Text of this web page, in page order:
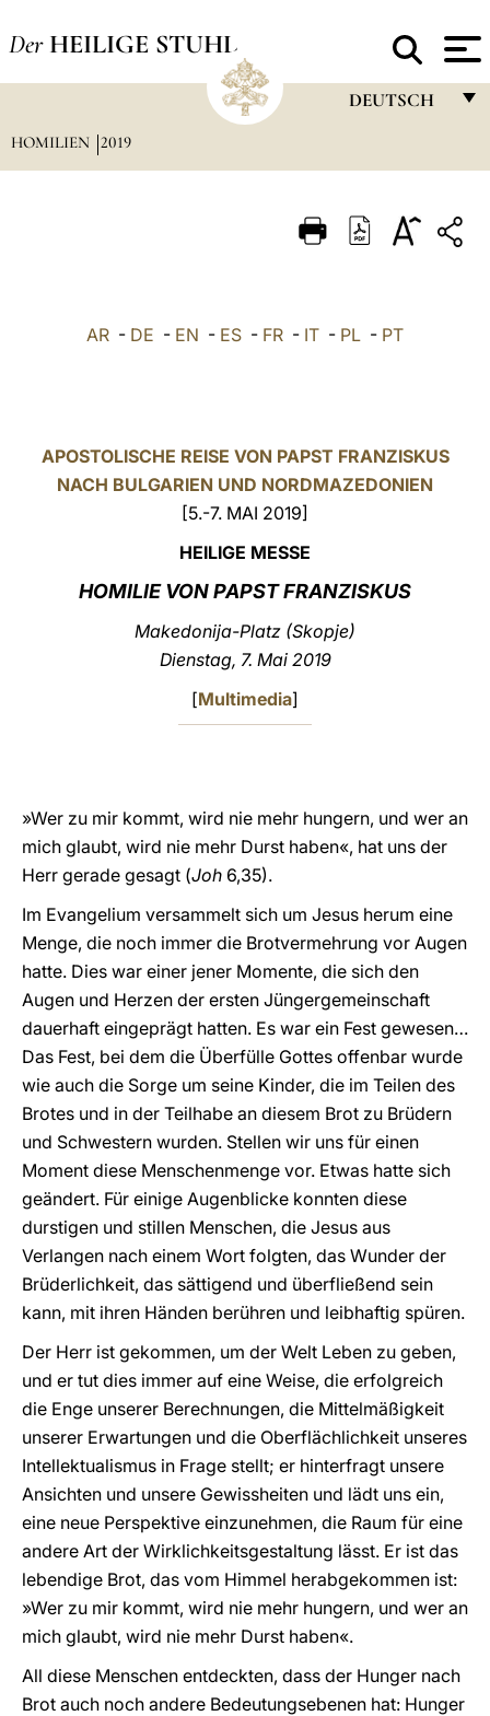
Der HEILIGE STUHL
DEUTSCH
ITALIANO
中文
HOMILIEN 2019
AR - DE - EN - ES - FR - IT - PL - PT
APOSTOLISCHE REISE VON PAPST FRANZISKUS
NACH BULGARIEN UND NORDMAZEDONIEN
[5.-7. MAI 2019]
HEILIGE MESSE
HOMILIE VON PAPST FRANZISKUS
Makedonija-Platz (Skopje)
Dienstag, 7. Mai 2019
[Multimedia]
»Wer zu mir kommt, wird nie mehr hungern, und wer an
mich glaubt, wird nie mehr Durst haben«, hat uns der
Herr gerade gesagt (Joh 6,35).
Im Evangelium versammelt sich um Jesus herum eine
Menge, die noch immer die Brotvermehrung vor Augen
hatte. Dies war einer jener Momente, die sich den
Augen und Herzen der ersten Jüngergemeinschaft
dauerhaft eingeprägt hatten. Es war ein Fest gewesen…
Das Fest, bei dem die Überfülle Gottes offenbar wurde
wie auch die Sorge um seine Kinder, die im Teilen des
Brotes und in der Teilhabe an diesem Brot zu Brüdern
und Schwestern wurden. Stellen wir uns für einen
Moment diese Menschenmenge vor. Etwas hatte sich
geändert. Für einige Augenblicke konnten diese
durstigen und stillen Menschen, die Jesus aus
Verlangen nach einem Wort folgten, das Wunder der
Brüderlichkeit, das sättigend und überfließend sein
kann, mit ihren Händen berühren und leibhaftig spüren.
Der Herr ist gekommen, um der Welt Leben zu geben,
und er tut dies immer auf eine Weise, die erfolgreich
die Enge unserer Berechnungen, die Mittelmäßigkeit
unserer Erwartungen und die Oberflächlichkeit unseres
Intellektualismus in Frage stellt; er hinterfragt unsere
Ansichten und unsere Gewissheiten und lädt uns ein,
eine neue Perspektive einzunehmen, die Raum für eine
andere Art der Wirklichkeitsgestaltung lässt. Er ist das
lebendige Brot, das vom Himmel herabgekommen ist:
»Wer zu mir kommt, wird nie mehr hungern, und wer an
mich glaubt, wird nie mehr Durst haben«.
All diese Menschen entdeckten, dass der Hunger nach
Brot auch noch andere Bedeutungsebenen hat: Hunger